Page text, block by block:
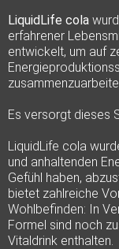
LiquidLife cola
erfahrener
entwickelt, um auf
Es versorgt dieses
LiquidLife cola
und anhaltenden
Gefühl haben,
bietet zahlreiche
Wohlbefinden: In
Formel sind noch
Vitaldrink enthalten.